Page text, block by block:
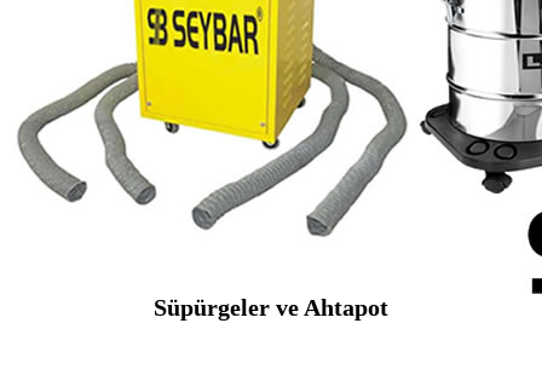
Süpürgeler ve Ahtapot